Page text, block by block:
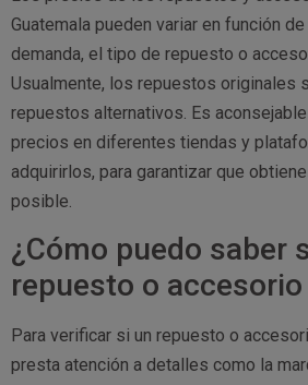
Guatemala pueden variar en función
demanda, el tipo de repuesto o
Usualmente, los repuestos originales
repuestos alternativos. Es
precios en diferentes tiendas y
adquirirlos, para garantizar que
posible.
¿Cómo puedo saber
repuesto o
Para verificar si un repuesto o
presta atención a detalles como la